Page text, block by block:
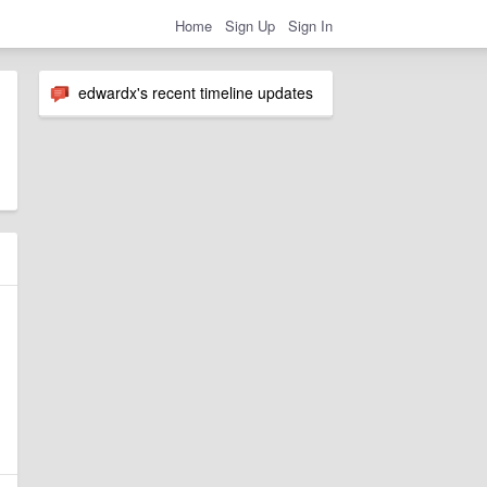
Home Sign Up Sign In
edwardx's recent timeline updates